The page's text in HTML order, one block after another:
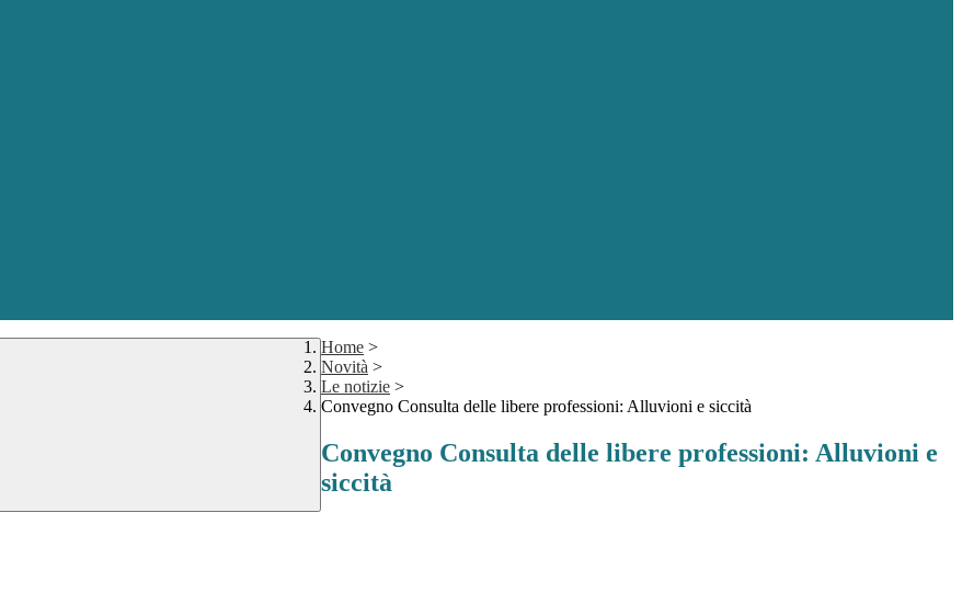
Home >
Novità >
Le notizie >
Convegno Consulta delle libere professioni: Alluvioni e siccità
Convegno Consulta delle libere professioni: Alluvioni e
siccità